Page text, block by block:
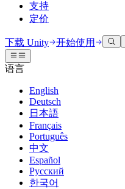
支持
定价
开发
Unity 引擎
为任何平台构建2D和3D游戏
协作
与团队协作并快速迭代
下载 Unity
计划和定价
部署
使用案例
3D协作
实时构建和审查3D项目
沉浸式培训
在沉浸式环境中培训
客户体验
创建互动3D体验
行业
技术库
文档
官方用户手册和API参考
开发者工具
发布版本和问题跟踪器
路线图
查看即将推出的功能
社区中心
讨论
讨论、解决问题和连接
事件
全球和本地活动
社区故事
Made with Unity
展示Unity创作者
适合每个级别
Unity Learn
免费掌握Unity技能
专业培训
通过Unity培训师提升您的团
Unity新手
准备开始
开始您的学习
支持选项
获取帮助
帮助您在Unity中取得成功
成功计划
通过专家支持更快实现目标
常见问题解答
常见问题解答
联系我们
下载 Unity 开始使用
语言
English
Deutsch
日本語
Français
Português
中文
Español
Русский
한국어